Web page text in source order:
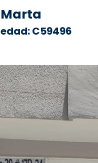
Marta
C59496